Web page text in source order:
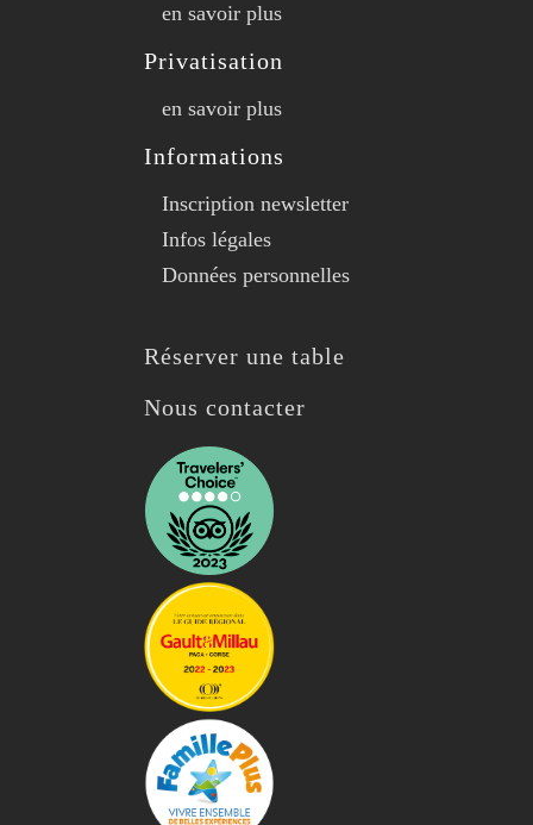
en savoir plus
Privatisation
en savoir plus
Informations
Inscription newsletter
Infos légales
Données personnelles
Réserver une table
Nous contacter